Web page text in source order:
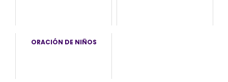
ORACIÓN DE NIÑOS